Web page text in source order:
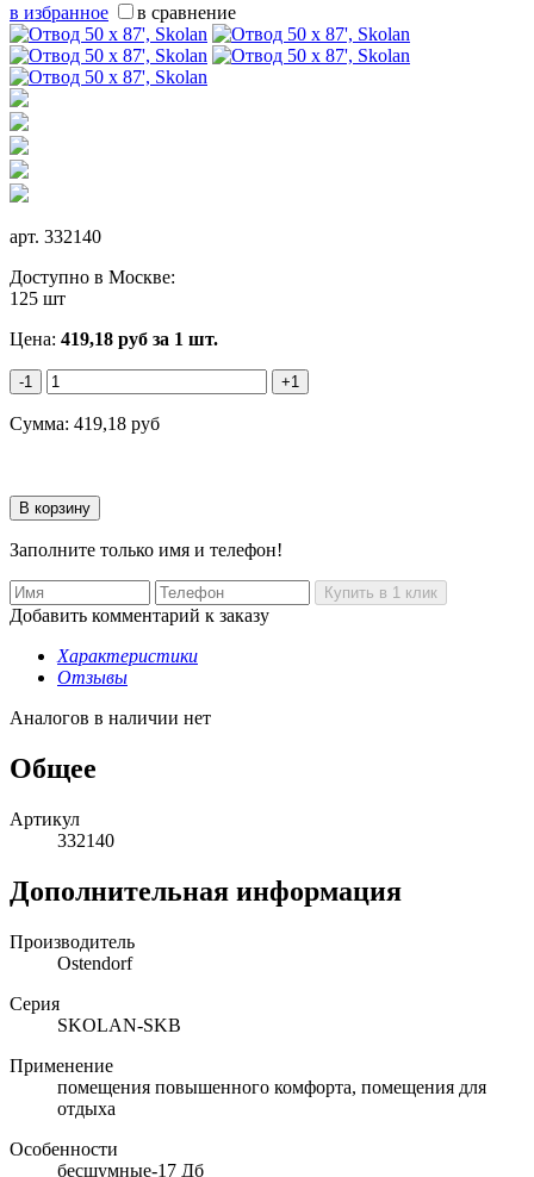
в избранное в сравнение
арт. 332140
Доступно в Москве:
125 шт
Цена: 419,18 руб за 1 шт.
-1 +1
Сумма: 419,18 руб
Заполните только имя и телефон!
Добавить комментарий к заказу
Характеристики
Отзывы
Аналогов в наличии нет
Общее
Артикул
332140
Дополнительная информация
Производитель
Ostendorf
Серия
SKOLAN-SKB
Применение
помещения повышенного комфорта, помещения для
отдыха
Особенности
бесшумные-17 Дб